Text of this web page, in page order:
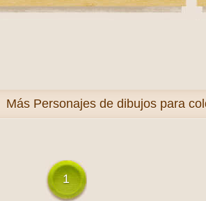
Más Personajes de dibujos para
1